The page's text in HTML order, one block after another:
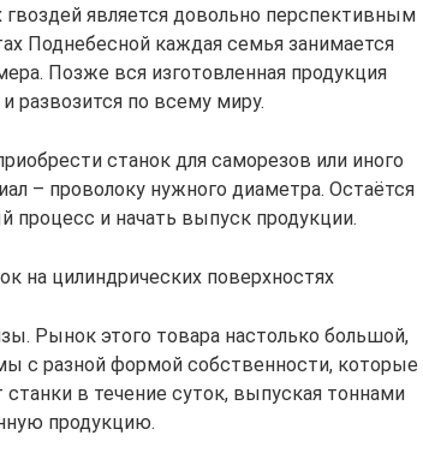
является довольно перспективным
Поднебесной каждая семья занимается
Позже вся изготовленная продукция
развозится по всему миру.
станок для саморезов или иного
– проволоку нужного диаметра. Остаётся
процесс и начать выпуск продукции.
на цилиндрических поверхностях
Рынок этого товара настолько большой,
с разной формой собственности, которые
в течение суток, выпуская тоннами
продукцию.